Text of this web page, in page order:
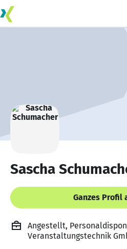
Sascha
Ganzes Profil
Angestellt,
Veranstaltungstechnik